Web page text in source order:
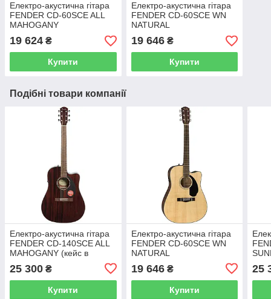
Електро-акустична гітара
FENDER CD-60SCE ALL
MAHOGANY
19 624 ₴
Купити
Електро-акустична гітара
FENDER CD-60SCE WN
NATURAL
19 646₴
Купити
Подібні товари компанії
Електро-акустична гітара
FENDER CD-140SCE ALL
MAHOGANY (кейс в
25 300 ₴
Купити
Електро-акустична гітара
FENDER CD-60SCE WN
NATURAL
19 646₴
Купити
25